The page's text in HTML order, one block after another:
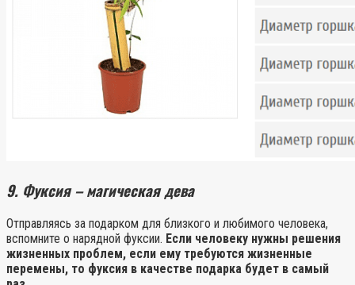
9. Фуксия – магическая дева
Отправляясь за подарком для близкого и любимого человека,
вспомните о нарядной фуксии. Если человеку нужны решения
жизненных проблем, если ему требуются жизненные
перемены, то фуксия в качестве подарка будет в самый